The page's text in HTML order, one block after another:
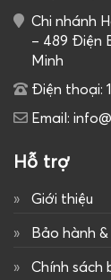
Chi nhánh
– 489 Điện
Minh
Điện thoại:
Email:
Hỗ trợ
Giới thiệu
Bảo hành
Chính sách